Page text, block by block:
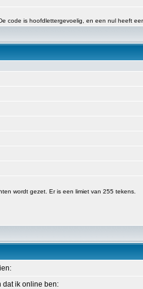
code is hoofdlettergevoelig, en een nul heeft
wordt gezet. Er is een limiet van 255 tekens.
dat ik online ben: